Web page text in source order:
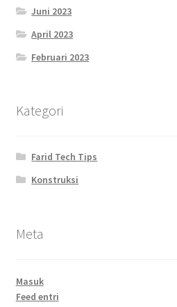
Juni 2023
April 2023
Februari 2023
Kategori
Farid Tech Tips
Konstruksi
Meta
Masuk
Feed entri